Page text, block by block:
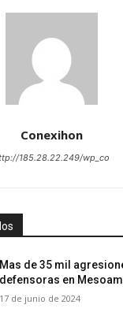
Conexihon
185.28.22.249/wp_co
Mas de 35 mil
defensoras en
17 de junio de 2024